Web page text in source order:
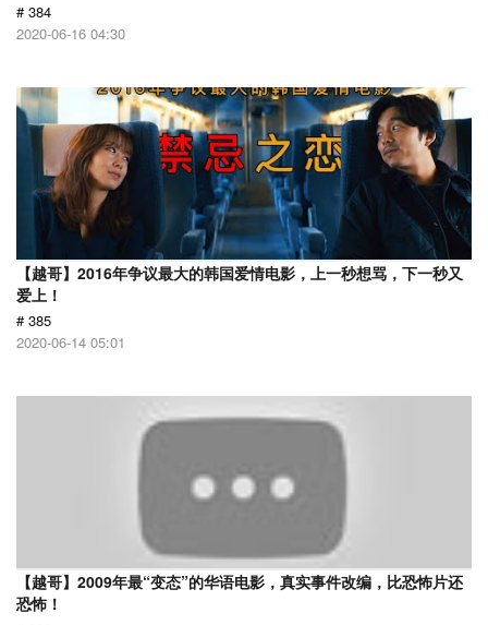
# 384
2020-06-16 04:30
【越哥】2016年争议最大的韩国爱情电影，上一秒想骂，下一秒又
爱上！
# 385
2020-06-14 05:01
【越哥】2009年最“变态”的华语电影，真实事件改编，比恐怖片还
恐怖！